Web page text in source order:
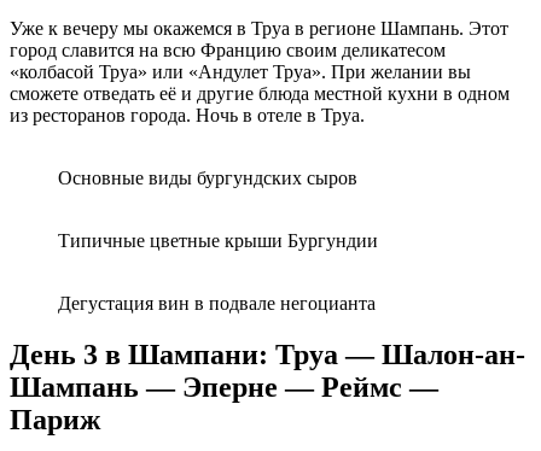
Уже к вечеру мы окажемся в Труа в регионе Шампань. Этот
город славится на всю Францию своим деликатесом
«колбасой Труа» или «Андулет Труа». При желании вы
сможете отведать её и другие блюда местной кухни в одном
из ресторанов города. Ночь в отеле в Труа.
Основные виды бургундских сыров
Типичные цветные крыши Бургундии
Дегустация вин в подвале негоцианта
День 3 в Шампани: Труа — Шалон-ан-
Шампань — Эперне — Реймс —
Париж